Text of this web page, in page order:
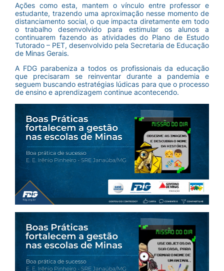
Ações como esta, mantem o vínculo entre professor e
estudante, trazendo uma aproximação nesse momento de
distanciamento social, o que impacta diretamente em todo
o trabalho desenvolvido para estimular os alunos a
continuarem fazendo as atividades do Plano de Estudo
Tutorado – PET, desenvolvido pela Secretaria de Educação
de Minas Gerais.
A FDG parabeniza a todos os profissionais da educação
que precisaram se reinventar durante a pandemia e
seguem buscando estratégias lúdicas para que o processo
de ensino e aprendizagem continue acontecendo.